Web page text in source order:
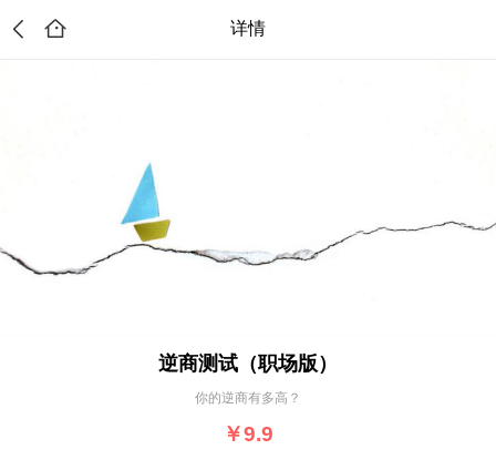
详情
逆商测试（职场版）
你的逆商有多高？
￥9.9